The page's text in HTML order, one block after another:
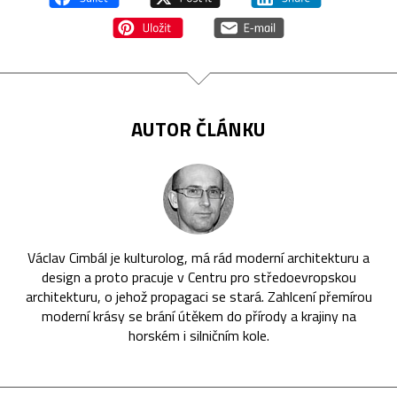
AUTOR ČLÁNKU
Václav Cimbál je kulturolog, má rád moderní architekturu a
design a proto pracuje v Centru pro středoevropskou
architekturu, o jehož propagaci se stará. Zahlcení přemírou
moderní krásy se brání útěkem do přírody a krajiny na
horském i silničním kole.